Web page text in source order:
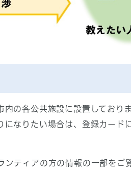
の各公共施設に設置しており
なりたい場合は、登録カード
ティアの方の情報の一部をご